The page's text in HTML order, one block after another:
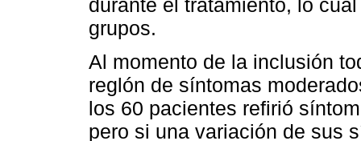
durante el tratamiento, lo
grupos.
Al momento de la inclusión
reglón de síntomas
los 60 pacientes refirió
pero si una variación de sus